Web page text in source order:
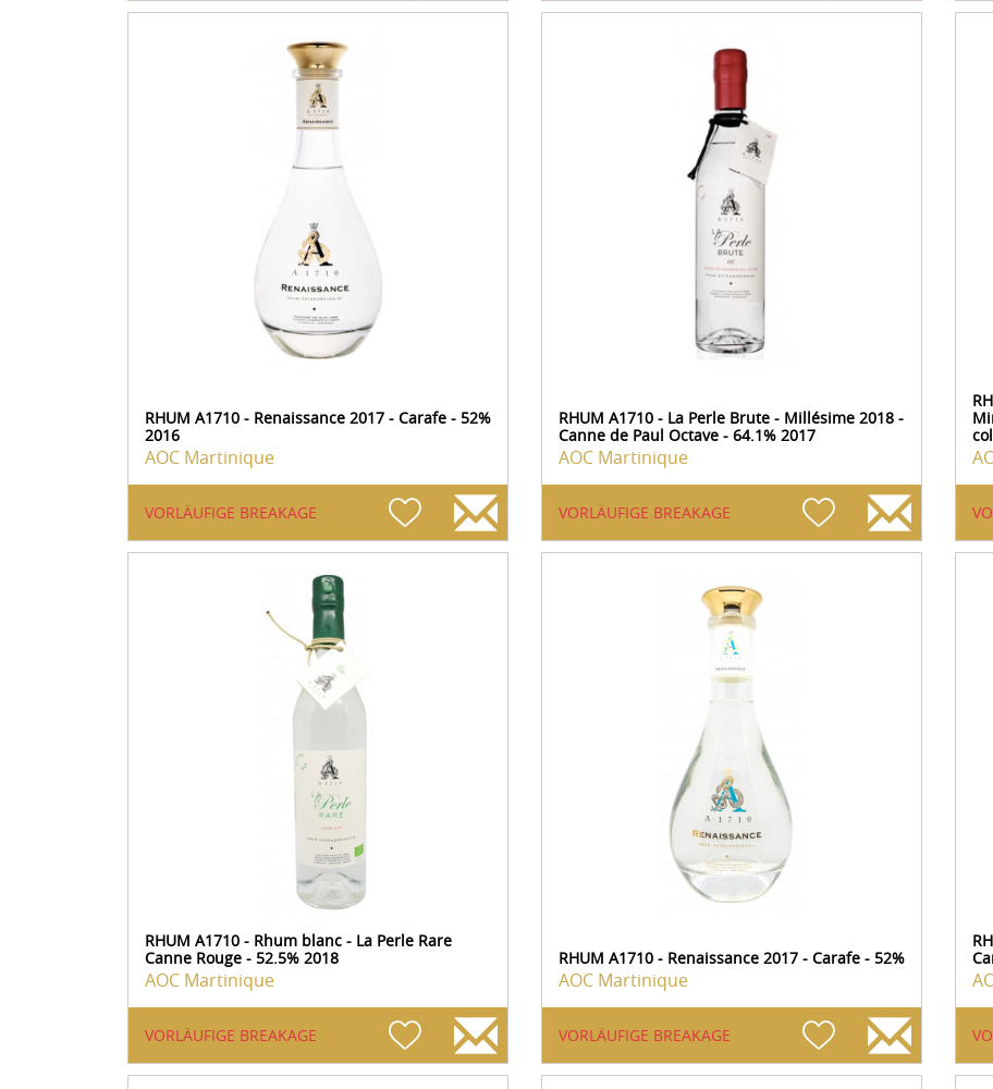
RHUM A1710 - Renaissance 2017 - Carafe - 52%
2016
AOC Martinique
VORLÄUFIGE BREAKAGE
RHUM A1710 - La Perle Brute - Millésime 2018 -
Canne de Paul Octave - 64.1% 2017
AOC Martinique
VORLÄUFIGE BREAKAGE
RHUM A1710 - Rhum blanc - La Perle Rare
Canne Rouge - 52.5% 2018
AOC Martinique
VORLÄUFIGE BREAKAGE
RHUM A1710 - Renaissance 2017 - Carafe - 52%
AOC Martinique
VORLÄUFIGE BREAKAGE